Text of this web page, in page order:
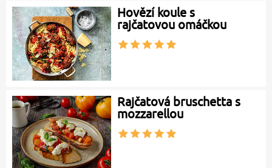
Hovězí koule s
rajčatovou omáčkou
Rajčatová bruschetta s
mozzarellou